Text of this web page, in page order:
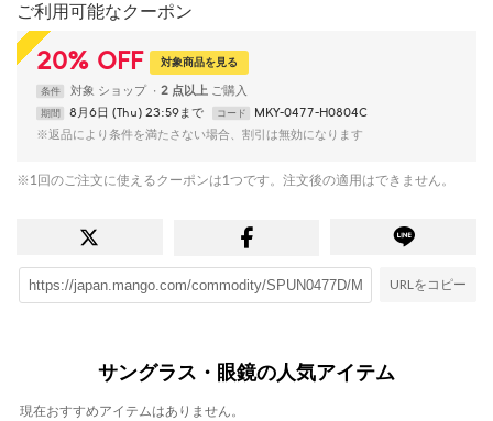
ご利用可能なクーポン
20% OFF 対象商品を見る
条件 対象 ショップ 2 点以上
期間 8月6日 (Thu) 23:59まで コード
MKY-0477-H0804C
※返品により条件を満たさない場合、割引は無効になります
※1回のご注文に使えるクーポンは1つです。注文後の適用はできません。
URLをコピー
サングラス・眼鏡の人気アイテム
現在おすすめアイテムはありません。